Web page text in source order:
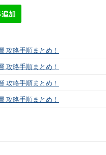
攻略手順まとめ！
攻略手順まとめ！
攻略手順まとめ！
攻略手順まとめ！